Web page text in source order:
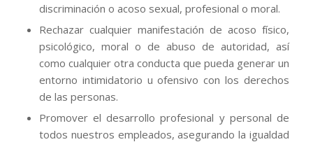
discriminación o acoso sexual, profesional o moral.
Rechazar cualquier manifestación de acoso físico,
psicológico, moral o de abuso de autoridad, así
como cualquier otra conducta que pueda generar un
entorno intimidatorio u ofensivo con los derechos
de las personas.
Promover el desarrollo profesional y personal de
todos nuestros empleados, asegurando la igualdad